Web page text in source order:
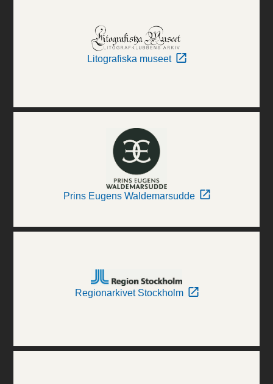
Litografiska museet
Prins Eugens Waldemarsudde
Regionarkivet Stockholm